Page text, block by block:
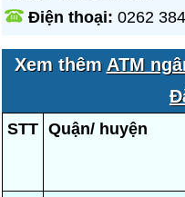
Điện thoại:0262
Xem thêm ATM
STT Quận/ huyện